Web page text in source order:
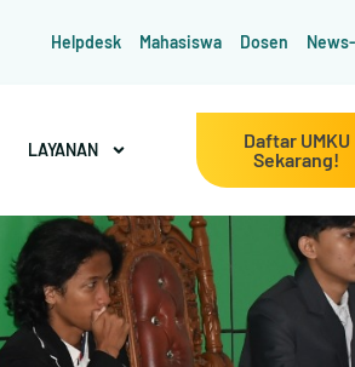
Helpdesk Mahasiswa Dosen
LAYANAN
Daftar UMKU
Sekarang!